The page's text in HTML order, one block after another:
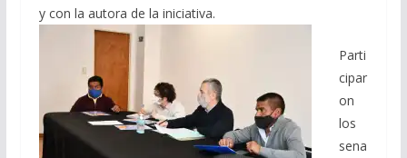
y con la autora de la iniciativa.
Parti
cipar
on
los
sena